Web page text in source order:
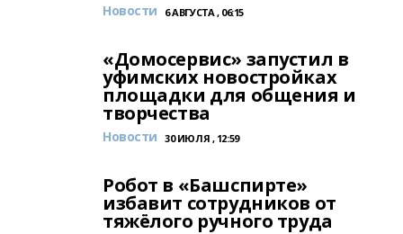
Новости 6 АВГУСТА , 06:15
«Домосервис» запустил в
уфимских новостройках
площадки для общения и
творчества
Новости 30 ИЮЛЯ , 12:59
Робот в «Башспирте»
избавит сотрудников от
тяжёлого ручного труда